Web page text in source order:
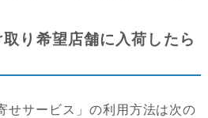
り希望店舗に入荷したら
サービス」の利用方法は次の